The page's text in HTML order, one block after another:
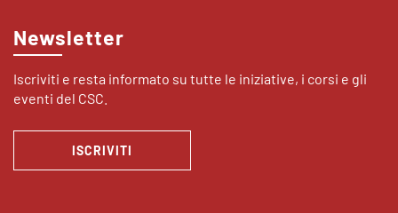
Newsletter
Iscriviti e resta informato su tutte le iniziative, i corsi e gli
eventi del CSC.
ISCRIVITI